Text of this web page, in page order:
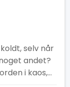
selv når
andet?
i kaos,